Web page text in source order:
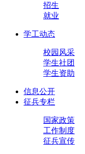
招生
就业
学工动态
校园风采
学生社团
学生资助
信息公开
征兵专栏
国家政策
工作制度
征兵宣传